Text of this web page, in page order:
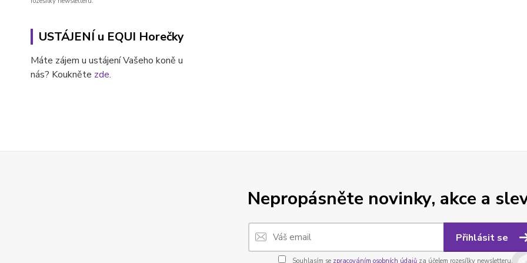
USTÁJENÍ u EQUI Horečky
Máte zájem u ustájení Vašeho koně u
nás? Koukněte zde.
Nepropásněte novinky, akce a
Přihlásit se
Souhlasím se zpracováním osobních údajůza účelem rozesílky newsletteru.